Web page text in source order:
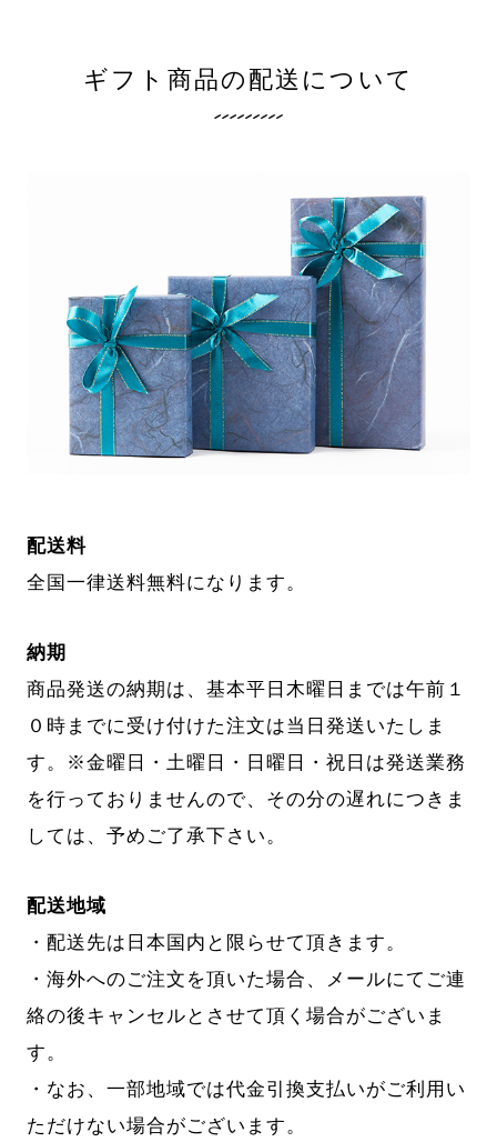
ギフト商品の配送について
配送料
全国一律送料無料になります。
納期
商品発送の納期は、基本平日木曜日までは午前１
０時までに受け付けた注文は当日発送いたしま
す。※金曜日・土曜日・日曜日・祝日は発送業務
を行っておりませんので、その分の遅れにつきま
しては、予めご了承下さい。
配送地域
・配送先は日本国内と限らせて頂きます。
・海外へのご注文を頂いた場合、メールにてご連
絡の後キャンセルとさせて頂く場合がございま
す。
・なお、一部地域では代金引換支払いがご利用い
ただけない場合がございます。